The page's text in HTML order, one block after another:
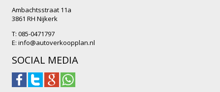
Ambachtsstraat 11a
3861 RH Nijkerk
T: 085-0471797
E: info@autoverkoopplan.nl
SOCIAL MEDIA